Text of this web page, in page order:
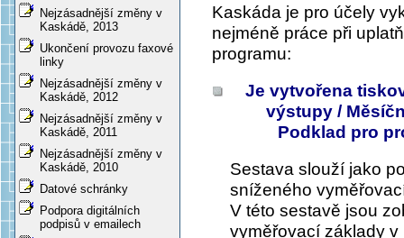
Nejzásadnější změny v
Kaskádě, 2013
Ukončení provozu faxové
linky
Nejzásadnější změny v
Kaskádě, 2012
Nejzásadnější změny v
Kaskádě, 2011
Nejzásadnější změny v
Kaskádě, 2010
Datové schránky
Podpora digitálních
podpisů v emailech
Kaskáda je pro účely
nejméně práce při
programu:
Je vytvořena
výstupy /
Podklad pro
Sestava slouží jako
sníženého
V této sestavě jsou
vyměřovací základy